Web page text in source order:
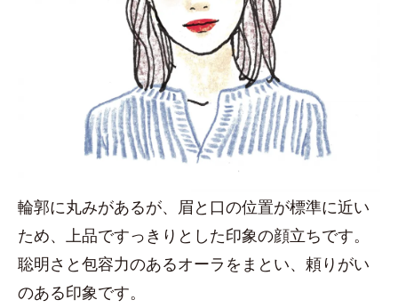
輪郭に丸みがあるが、眉と口の位置が標準に近い
ため、上品ですっきりとした印象の顔立ちです。
聡明さと包容力のあるオーラをまとい、頼りがい
のある印象です。